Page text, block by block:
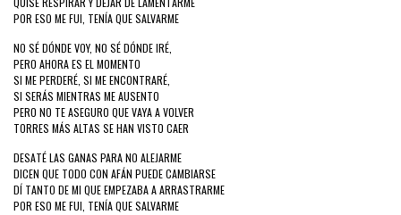
POR ESO ME FUI, TENÍA QUE SALVARME
NO SÉ DÓNDE VOY, NO SÉ DÓNDE IRÉ,
PERO AHORA ES EL MOMENTO
SI ME PERDERÉ, SI ME ENCONTRARÉ,
SI SERÁS MIENTRAS ME AUSENTO
PERO NO TE ASEGURO QUE VAYA A VOLVER
TORRES MÁS ALTAS SE HAN VISTO CAER
DESATÉ LAS GANAS PARA NO ALEJARME
DICEN QUE TODO CON AFÁN PUEDE CAMBIARSE
DÍ TANTO DE MI QUE EMPEZABA A ARRASTRARME
POR ESO ME FUI, TENÍA QUE SALVARME